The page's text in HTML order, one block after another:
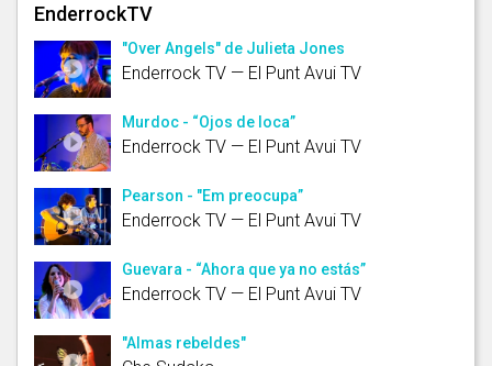
EnderrockTV
"Over Angels" de Julieta Jones
Enderrock TV — El Punt Avui TV
Murdoc - “Ojos de loca”
Enderrock TV — El Punt Avui TV
Pearson - "Em preocupa”
Enderrock TV — El Punt Avui TV
Guevara - “Ahora que ya no estás”
Enderrock TV — El Punt Avui TV
"Almas rebeldes"